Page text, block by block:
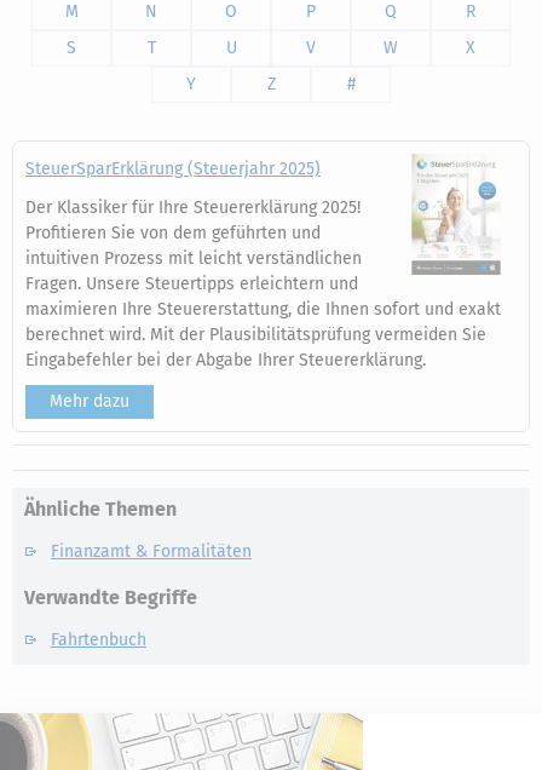
M
N O P Q
R
S
T U V W
X
Y
Z #
SteuerSparErklärung (Steuerjahr 2025)
Der Klassiker für Ihre Steuererklärung 2025!
Profitieren Sie von dem geführten und
intuitiven Prozess mit leicht verständlichen
Fragen. Unsere Steuertipps erleichtern und
maximieren Ihre Steuererstattung, die Ihnen sofort und exakt
berechnet wird. Mit der Plausibilitätsprüfung vermeiden Sie
Eingabefehler bei der Abgabe Ihrer Steuererklärung.
Mehr dazu
Ähnliche Themen
Finanzamt & Formalitäten
Verwandte Begriffe
Fahrtenbuch